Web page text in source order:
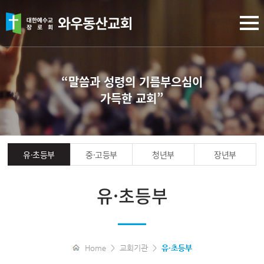
“말씀과 성령의 기름부으심이
가득한 교회”
유·초등부 중·고등부 청년부 장년부
유·초등부
Home > 교회기관 > 유·초등부